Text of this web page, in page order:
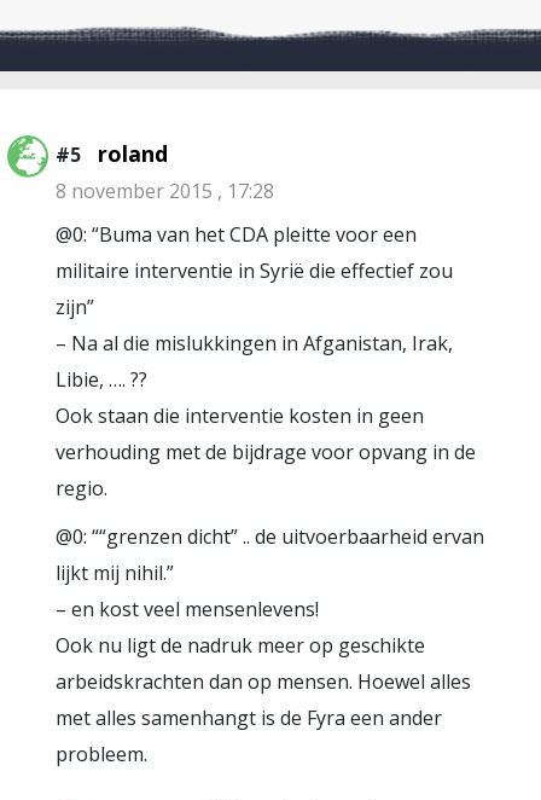
#5 roland
8 november 2015 , 17:28
@0: “Buma van het CDA pleitte voor een
militaire interventie in Syrië die effectief zou
zijn”
– Na al die mislukkingen in Afganistan, Irak,
Libie, …. ??
Ook staan die interventie kosten in geen
verhouding met de bijdrage voor opvang in de
regio.
@0: ““grenzen dicht” .. de uitvoerbaarheid ervan
lijkt mij nihil.”
– en kost veel mensenlevens!
Ook nu ligt de nadruk meer op geschikte
arbeidskrachten dan op mensen. Hoewel alles
met alles samenhangt is de Fyra een ander
probleem.